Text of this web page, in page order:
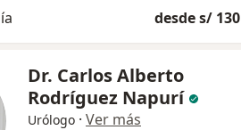
desde s/ 130
Dr. Carlos Alberto
Rodríguez Napurí
Urólogo · Ver más